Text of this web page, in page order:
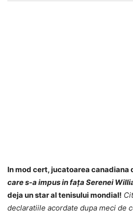
In mod cert, jucatoarea canadiana
care s-a impus in fața Serenei
deja un star al tenisului mondial!
declaratiile acordate dupa meci de